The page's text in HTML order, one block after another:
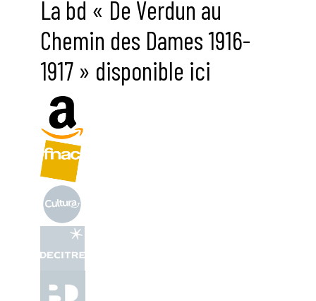
La bd « De Verdun au
Chemin des Dames 1916-
1917 » disponible ici